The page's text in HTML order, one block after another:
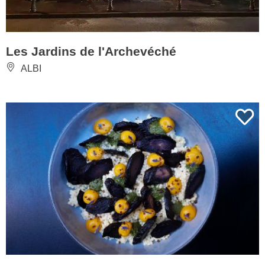
Les Jardins de l'Archevéché
ALBI